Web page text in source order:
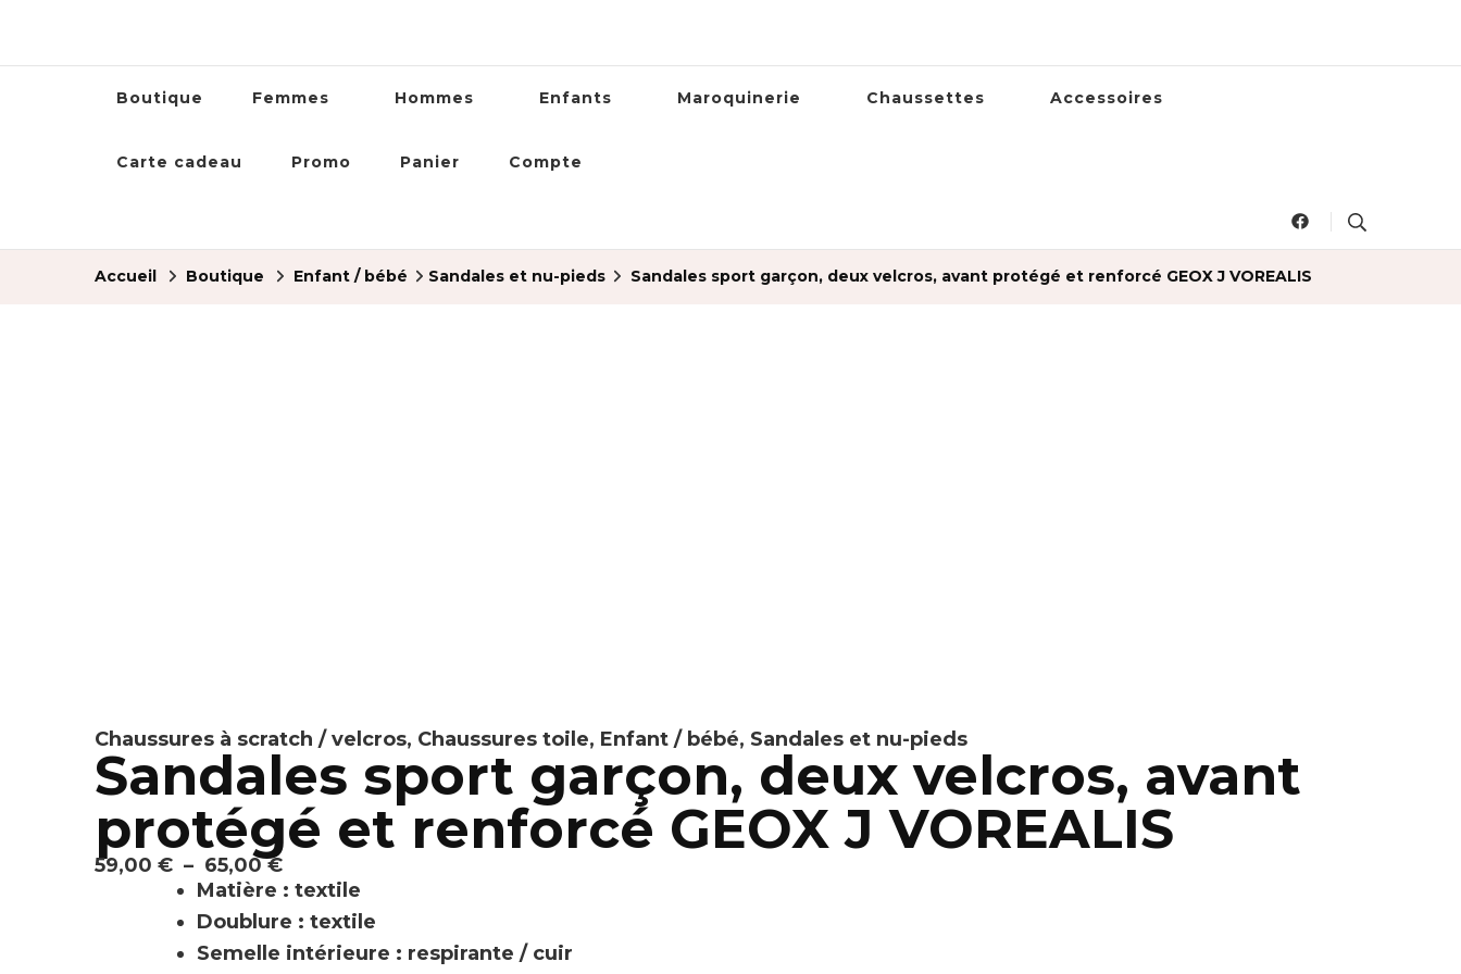
Boutique Femmes Hommes Enfants Maroquinerie Chaussettes Accessoires
Carte cadeau Promo Panier Compte
Accueil Boutique Enfant / bébé Sandales et nu-pieds Sandales sport garçon, deux velcros, avant protégé et renforcé GEOX J VOREALIS
Chaussures à scratch / velcros, Chaussures toile, Enfant / bébé, Sandales et nu-pieds
Sandales sport garçon, deux velcros, avant
protégé et renforcé GEOX J VOREALIS
59,00 € – 65,00€
Matière : textile
Doublure : textile
Semelle intérieure : respirante / cuir